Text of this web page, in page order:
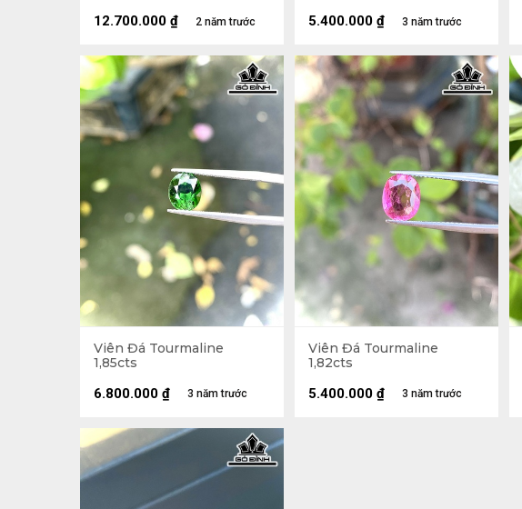
2 năm trước
12.700.000 ₫ 3 năm trước
5.400.000 ₫
Viên Đá Tourmaline
1,85cts
3 năm trước
6.800.000 ₫
Viên Đá Tourmaline
1,82cts
3 năm trước
5.400.000 ₫